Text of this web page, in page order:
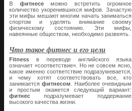
В фитнесеможно встретить огромное
количество укоренившихся мифов. Зачастую
эти мифы мешают многим начать заниматься
спортом и уделять внимание своему
физическому состоянию. Эти мифы,
навеянные обществом, необходимо развеять.
Что такое фитнес и его цели
Fitness в переводе английского языка
означает «соответствие». Но не совсем ясно,
какое именно соответствие подразумевается,
и чему хотят соответствовать все, кто
занимаетсяфитнесом . Наиболее очевидным
и простым окажется следующий вариант:
фитнес подразумевает поддержание
высокого качества жизни.